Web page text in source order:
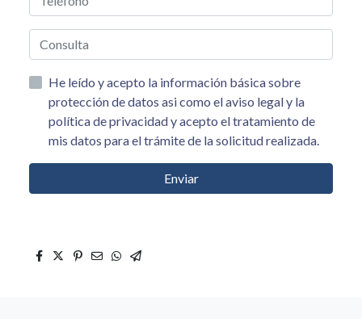
He leído y acepto la información básica sobre
protección de datos asi como el aviso legal y la
política de privacidad y acepto el tratamiento de
mis datos para el trámite de la solicitud realizada.
Enviar